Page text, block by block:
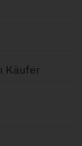
Käufer